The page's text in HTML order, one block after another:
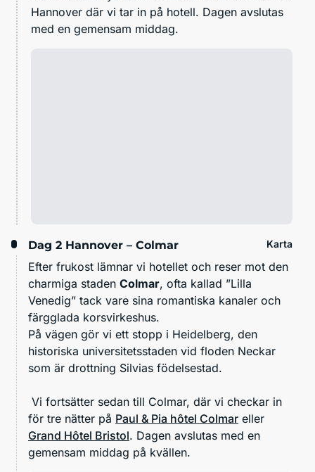
Hannover där vi tar in på hotell. Dagen avslutas
med en gemensam middag.
Dag 2 Hannover – Colmar Karta
Efter frukost lämnar vi hotellet och reser mot den
charmiga staden Colmar, ofta kallad ”Lilla
Venedig” tack vare sina romantiska kanaler och
färgglada korsvirkeshus.
På vägen gör vi ett stopp i Heidelberg, den
historiska universitetsstaden vid floden Neckar
som är drottning Silvias födelsestad.
Vi fortsätter sedan till Colmar, där vi checkar in
för tre nätter på Paul & Pia hôtel Colmar eller
Grand Hôtel Bristol. Dagen avslutas med en
gemensam middag på kvällen.